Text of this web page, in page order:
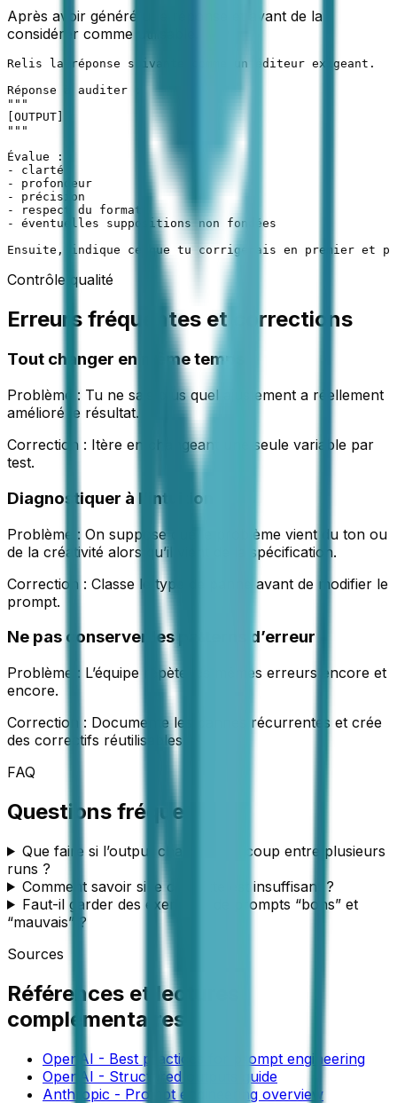
Après avoir généré une réponse et avant de la
considérer comme utilisable.
Relis la réponse suivante comme un éditeur exigeant.
Réponse à auditer :
"""
[OUTPUT]
"""
Évalue :
- clarté
- profondeur
- précision
- respect du format
- éventuelles suppositions non fondées
Ensuite, indique ce que tu corrigerais en premier et
Contrôle qualité
Erreurs fréquentes et corrections
Tout changer en même temps
Problème : Tu ne sais plus quel ajustement a réellement
amélioré le résultat.
Correction : Itère en changeant une seule variable par
test.
Diagnostiquer à l’intuition
Problème : On suppose que le problème vient du ton ou
de la créativité alors qu’il vient de la spécification.
Correction : Classe le type de panne avant de modifier le
prompt.
Ne pas conserver les patterns d’erreur
Problème : L’équipe répète les mêmes erreurs encore et
encore.
Correction : Documente les pannes récurrentes et crée
des correctifs réutilisables.
FAQ
Questions fréquentes
Que faire si l’output change beaucoup entre plusieurs
runs ?
Comment savoir si le contexte est insuffisant ?
Faut-il garder des exemples de prompts “bons” et
“mauvais” ?
Sources
Références et lectures
complémentaires
OpenAI - Best practices for prompt engineering
OpenAI - Structured outputs guide
Anthropic - Prompt engineering overview